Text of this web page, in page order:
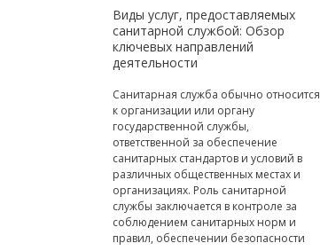
Виды услуг, предоставляемых
санитарной службой: Обзор
ключевых направлений
деятельности
Санитарная служба обычно относится
к организации или органу
государственной службы,
ответственной за обеспечение
санитарных стандартов и условий в
различных общественных местах и
организациях. Роль санитарной
службы заключается в контроле за
соблюдением санитарных норм и
правил, обеспечении безопасности